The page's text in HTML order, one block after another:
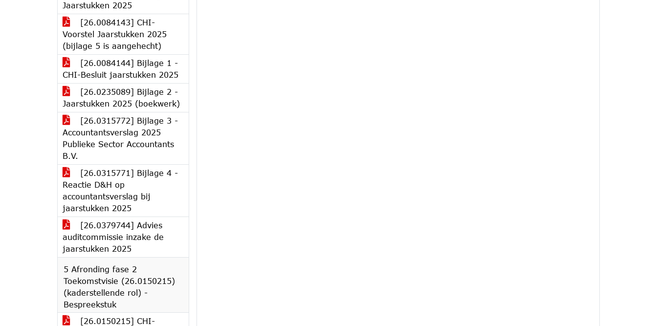
Jaarstukken 2025
[26.0084143] CHI-
Voorstel Jaarstukken 2025
(bijlage 5 is aangehecht)
[26.0084144] Bijlage 1 -
CHI-Besluit jaarstukken 2025
[26.0235089] Bijlage 2 -
Jaarstukken 2025 (boekwerk)
[26.0315772] Bijlage 3 -
Accountantsverslag 2025
Publieke Sector Accountants
B.V.
[26.0315771] Bijlage 4 -
Reactie D&H op
accountantsverslag bij
jaarstukken 2025
[26.0379744] Advies
auditcommissie inzake de
jaarstukken 2025
5 Afronding fase 2
Toekomstvisie (26.0150215)
(kaderstellende rol) -
Bespreekstuk
[26.0150215] CHI-